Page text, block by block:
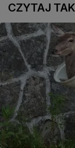
CZYTAJ